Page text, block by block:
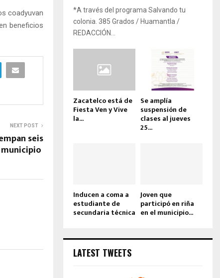
coadyuvan
beneficios
NEXT POST
seis
*A través del programa Salvando tu
colonia. 385 Grados / Huamantla /
REDACCIÓN...
Zacatelco está de
Fiesta Ven y Vive
la...
Se amplía
suspensión de
clases al jueves
25...
Inducen a coma a
estudiante de
secundaria técnica
Joven que
participó en riña
en el municipio...
LATEST TWEETS